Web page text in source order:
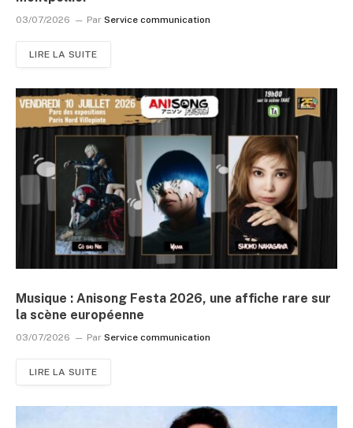
03/07/2026 Par Service communication
LIRE LA SUITE
Musique : Anisong Festa 2026, une affiche rare sur
la scène européenne
03/07/2026 Par Service communication
LIRE LA SUITE